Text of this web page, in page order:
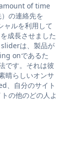
of time
の連絡先を
ルを利用して
成長させました
は、製品が
onであるた
です。それは彼
晴らしいオンサ
、自分のサイト
の他のどの人よ